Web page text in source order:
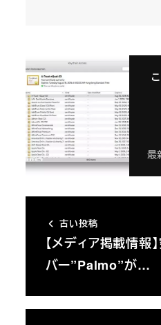
最
古い投稿
【メディア掲載情報
バー”Palmo”が…